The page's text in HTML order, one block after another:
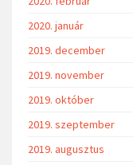
2020. január
2019. december
2019. november
2019. október
2019. szeptember
2019. augusztus